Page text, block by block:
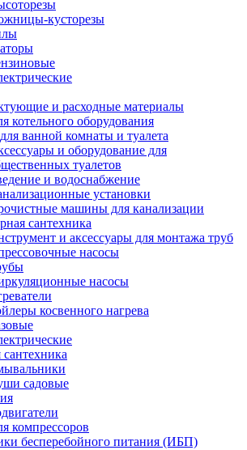
кусторезы
и расходные материалы
котельного оборудования
ванной комнаты и туалета
и оборудование для
туалетов
и водоснабжение
установки
машины для канализации
сантехника
и аксессуары для монтажа труб
насосы
насосы
косвенного нагрева
садовые
компрессоров
бесперебойного питания (ИБП)